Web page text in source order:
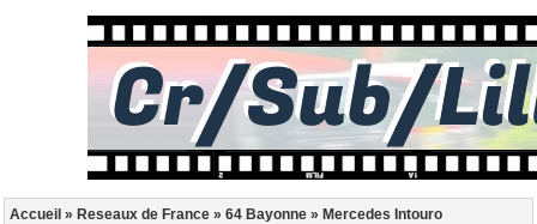
Accueil » Reseaux de France » 64 Bayonne » Mercedes Intouro